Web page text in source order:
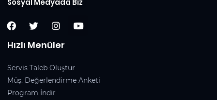
Sosyal Medyada Biz
Hızlı Menüler
Servis Taleb Oluştur
Müş. Değerlendirme Anketi
Program İndir